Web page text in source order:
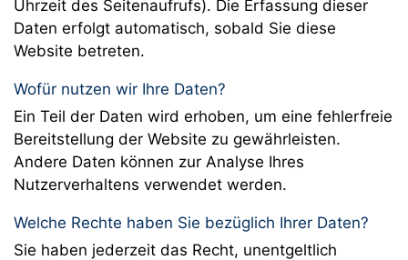
Uhrzeit des Seitenaufrufs). Die Erfassung dieser
Daten erfolgt automatisch, sobald Sie diese
Website betreten.
Wofür nutzen wir Ihre Daten?
Ein Teil der Daten wird erhoben, um eine fehlerfreie
Bereitstellung der Website zu gewährleisten.
Andere Daten können zur Analyse Ihres
Nutzerverhaltens verwendet werden.
Welche Rechte haben Sie bezüglich Ihrer Daten?
Sie haben jederzeit das Recht, unentgeltlich